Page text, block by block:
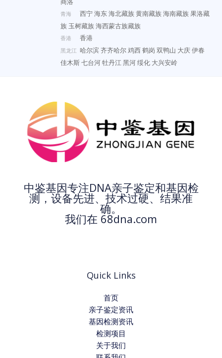
青海 西宁海东海北藏族黄南藏族海南藏族果洛藏
族 玉树藏族海西蒙古族藏族
香港 香港
黑龙江 哈尔滨齐齐哈尔鸡西鹤岗 双鸭山 大庆伊春
佳木斯七台河牡丹江黑河绥化 大兴安岭
中鉴基因专注DNA亲子鉴定和基因检
测，设备先进、技术过硬、结果准
确。
我们在 68dna.com
Quick Links
首页
亲子鉴定资讯
基因检测资讯
检测项目
关于我们